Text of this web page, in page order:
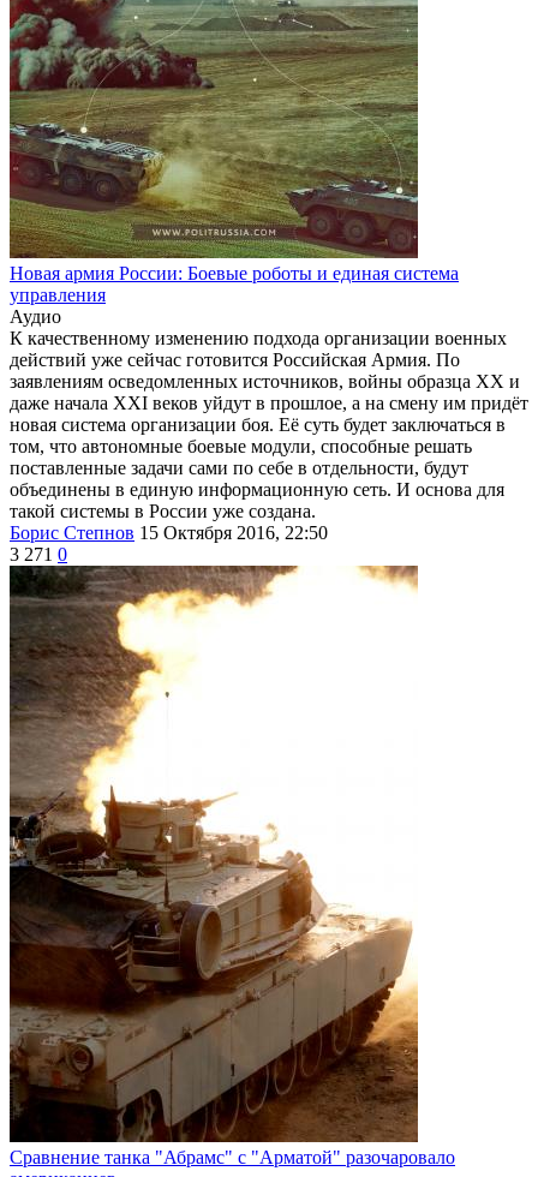
Новая армия России: Боевые роботы и единая система
управления
Аудио
К качественному изменению подхода организации военных
действий уже сейчас готовится Российская Армия. По
заявлениям осведомленных источников, войны образца XX и
даже начала XXI веков уйдут в прошлое, а на смену им придёт
новая система организации боя. Её суть будет заключаться в
том, что автономные боевые модули, способные решать
поставленные задачи сами по себе в отдельности, будут
объединены в единую информационную сеть. И основа для
такой системы в России уже создана.
Борис Степнов 15 Октября 2016, 22:50
3 271 0
Сравнение танка "Абрамс" с "Арматой" разочаровало